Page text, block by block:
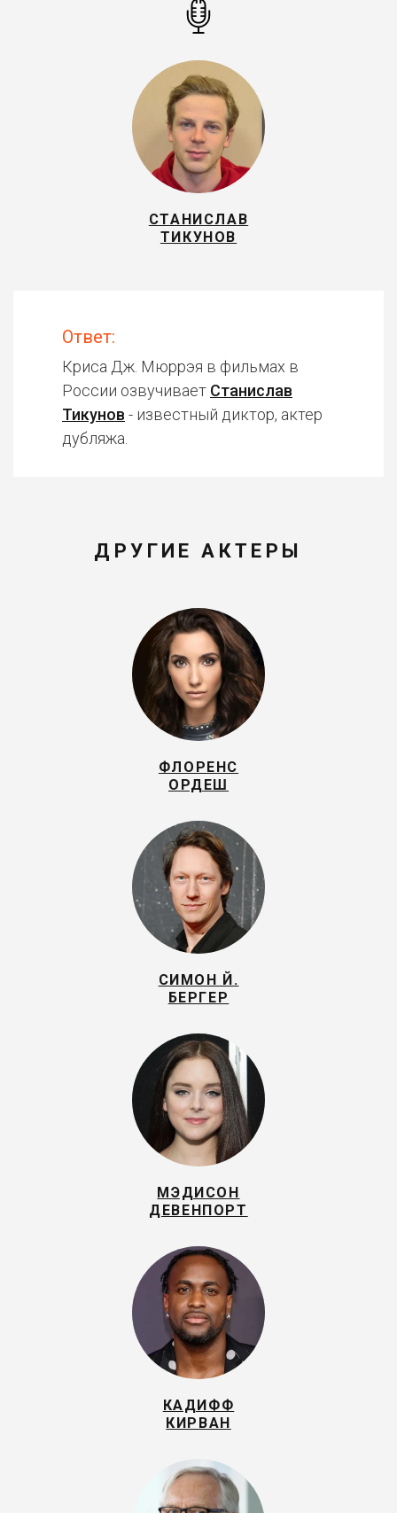
СТАНИСЛАВ
ТИКУНОВ
Ответ:
Криса Дж. Мюррэя в фильмах в
России озвучивает Станислав
Тикунов - известный диктор, актер
дубляжа.
ДРУГИЕ АКТЕРЫ
ФЛОРЕНС
ОРДЕШ
СИМОН Й.
БЕРГЕР
МЭДИСОН
ДЕВЕНПОРТ
КАДИФФ
КИРВАН